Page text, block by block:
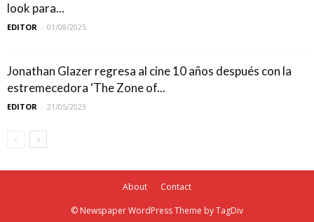
look para...
EDITOR - 01/08/2025
Jonathan Glazer regresa al cine 10 años después con la
estremecedora ‘The Zone of...
EDITOR - 21/05/2023
About
Contact
© Newspaper WordPress Theme by TagDiv